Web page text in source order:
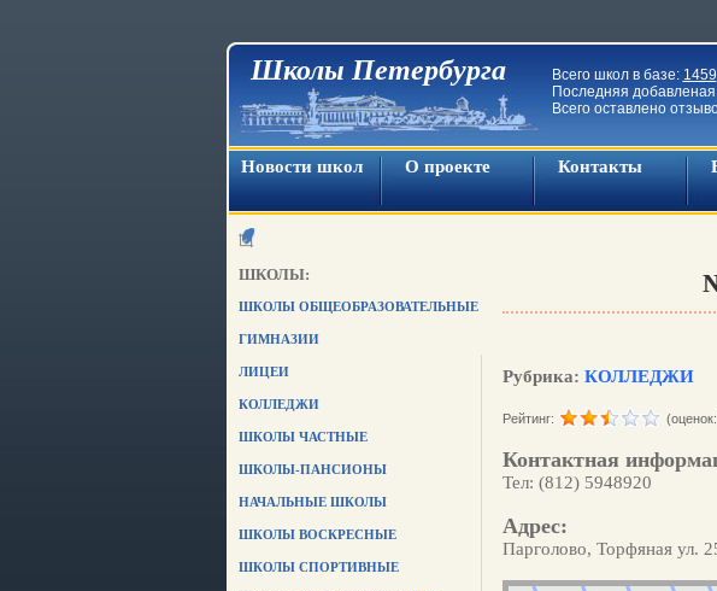
Школы Петербурга Всего школ в базе: 1459
Последняя
Всего оставлено
Новости школ О проекте Контакты
ШКОЛЫ:
ШКОЛЫ ОБЩЕОБРАЗОВАТЕЛЬНЫЕ
ГИМНАЗИИ
ЛИЦЕИ
КОЛЛЕДЖИ
ШКОЛЫ ЧАСТНЫЕ
ШКОЛЫ-ПАНСИОНЫ
НАЧАЛЬНЫЕ ШКОЛЫ
ШКОЛЫ ВОСКРЕСНЫЕ
ШКОЛЫ СПОРТИВНЫЕ
Рубрика: КОЛЛЕДЖИ
Рейтинг: (оценок:
Контактная
Тел: (812) 5948920
Адрес:
Парголово, Торфяная ул.